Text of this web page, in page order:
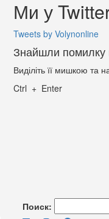
Ми у
Tweets by Volynonline
Знайшли помилку
Виділіть її мишкою та
Ctrl + Enter
Поиск: